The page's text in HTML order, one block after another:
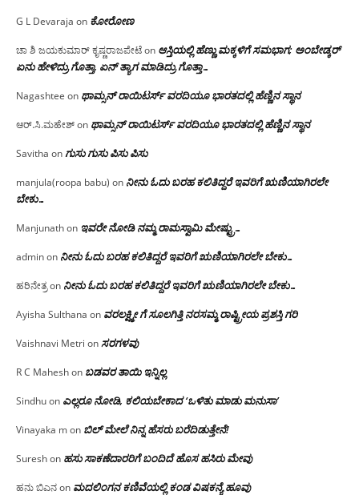
G L Devaraja on ಕೋರೋಣ
ಚಾ ಶಿ ಜಯಕುಮಾರ್ ಕೃಷ್ಣರಾಜಪೇಟೆon ಆಸ್ತಿಯಲ್ಲಿ ಹೆಣ್ಣು ಮಕ್ಕಳಿಗೆ ಸಮಭಾಗ; ಅಂಬೇಡ್ಕರ್
ಏನು ಹೇಳಿದ್ರು ಗೊತ್ತಾ, ಏನ್ ತ್ಯಾಗ ಮಾಡಿದ್ರು ಗೊತ್ತಾ…
Nagashtee on ಥಾಮ್ಸನ್ ರಾಯಿಟರ್ಸ್ ವರದಿಯೂ ಭಾರತದಲ್ಲಿ ಹೆಣ್ಣಿನ ಸ್ಥಾನ‌
ಆರ್.ಸಿ.ಮಹೇಶ್on ಥಾಮ್ಸನ್ ರಾಯಿಟರ್ಸ್ ವರದಿಯೂ ಭಾರತದಲ್ಲಿ ಹೆಣ್ಣಿನ ಸ್ಥಾನ‌
Savitha on ಗುಸು ಗುಸು ಪಿಸು ಪಿಸು
manjula(roopa babu) on ನೀನು ಓದು ಬರಹ ಕಲಿತಿದ್ದರೆ ಇವರಿಗೆ ಋಣಿಯಾಗಿರಲೇ
ಬೇಕು…
Manjunathon ಇವರೇ‌ ನೋಡಿ‌ ನಮ್ಮ‌ ರಾಮಸ್ವಾಮಿ ಮೇಷ್ಟ್ರು…
adminon ನೀನು ಓದು ಬರಹ ಕಲಿತಿದ್ದರೆ ಇವರಿಗೆ ಋಣಿಯಾಗಿರಲೇ ಬೇಕು…
ಹರಿನೇತ್ರon ನೀನು ಓದು ಬರಹ ಕಲಿತಿದ್ದರೆ ಇವರಿಗೆ ಋಣಿಯಾಗಿರಲೇ ಬೇಕು…
Ayisha Sulthana on ವರಲಕ್ಷ್ಮೀ ಗೆ ಸೂಲಗಿತ್ತಿ ನರಸಮ್ಮ‌ ರಾಷ್ಟ್ರೀಯ ಪ್ರಶಸ್ತಿ ಗರಿ
Vaishnavi Metri on ಸರಗಳವು
R C Maheshon ಬಡವರ ತಾಯಿ ಇನ್ನಿಲ್ಲ
Sindhuon ಎಲ್ಲರೂ ನೋಡಿ, ಕಲಿಯಬೇಕಾದ ‘ಒಳಿತು ಮಾಡು ಮನುಸಾ’
Vinayaka mon ಬಿಲ್ ಮೇಲೆ ನಿನ್ನ ಹೆಸರು ಬರೆದಿಡುತ್ತೇನೆ!
Sureshon ಹಸು ಸಾಕಣೆದಾರರಿಗೆ ಬಂದಿದೆ ಹೊಸ ಹಸಿರು ಮೇವು
ಹನು ಬಿಎನon ಮದಲಿಂಗನ ಕಣಿವೆಯಲ್ಲಿ ಕಂಡ ವಿಷಕನ್ಯೆ ಹೂವು